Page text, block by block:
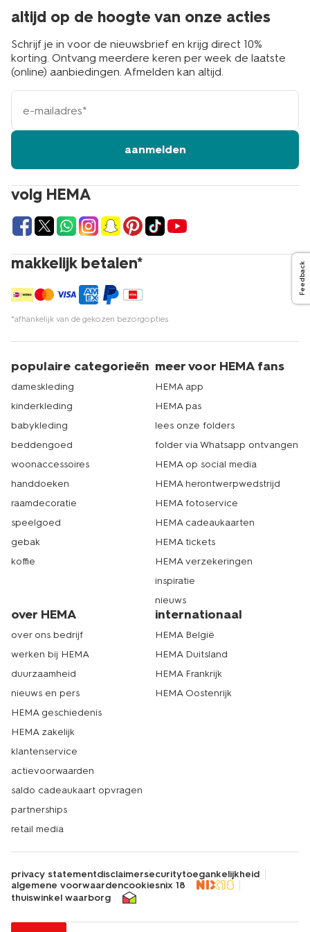
volg HEMA
makkelijk betalen*
*afhankelijk van de gekozen bezorgopties
altijd op de hoogte van onze acties
Schrijf je in voor de nieuwsbrief en krijg direct 10%
korting. Ontvang meerdere keren per week de laatste
(online) aanbiedingen. Afmelden kan altijd.
e-
mailadres
aanmelden
populaire categorieën
dameskleding
kinderkleding
babykleding
beddengoed
woonaccessoires
handdoeken
raamdecoratie
speelgoed
gebak
koffie
meer voor HEMA fans
HEMA app
HEMA pas
lees onze folders
folder via Whatsapp ontvangen
HEMA op social media
HEMA herontwerpwedstrijd
HEMA fotoservice
HEMA cadeaukaarten
HEMA tickets
HEMA verzekeringen
inspiratie
nieuws
over HEMA
over ons bedrijf
werken bij HEMA
duurzaamheid
nieuws en pers
HEMA geschiedenis
HEMA zakelijk
klantenservice
actievoorwaarden
saldo cadeaukaart opvragen
partnerships
retail media
internationaal
HEMA België
HEMA Duitsland
HEMA Frankrijk
HEMA Oostenrijk
privacy statementdisclaimersecuritytoegankelijkheid
algemene voorwaardencookiesnix 18
thuiswinkel waarborg
Feedback